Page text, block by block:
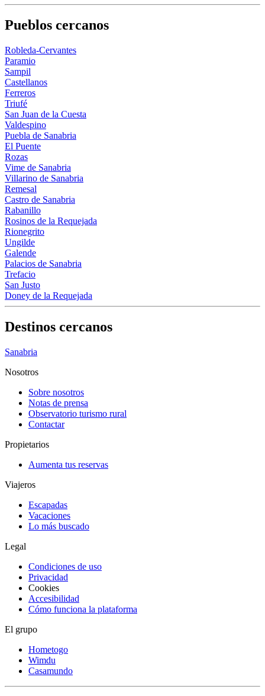
Pueblos cercanos
Robleda-Cervantes
Paramio
Sampil
Castellanos
Ferreros
Triufé
San Juan de la Cuesta
Valdespino
Puebla de Sanabria
El Puente
Rozas
Vime de Sanabria
Villarino de Sanabria
Remesal
Castro de Sanabria
Rabanillo
Rosinos de la Requejada
Rionegrito
Ungilde
Galende
Palacios de Sanabria
Trefacio
San Justo
Doney de la Requejada
Destinos cercanos
Sanabria
Nosotros
Sobre nosotros
Notas de prensa
Observatorio turismo rural
Contactar
Propietarios
Aumenta tus reservas
Viajeros
Escapadas
Vacaciones
Lo más buscado
Legal
Condiciones de uso
Privacidad
Cookies
Accesibilidad
Cómo funciona la plataforma
El grupo
Hometogo
Wimdu
Casamundo